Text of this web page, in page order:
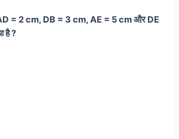
= 2 cm, DB = 3 cm, AE = 5 cm और DE
है ?